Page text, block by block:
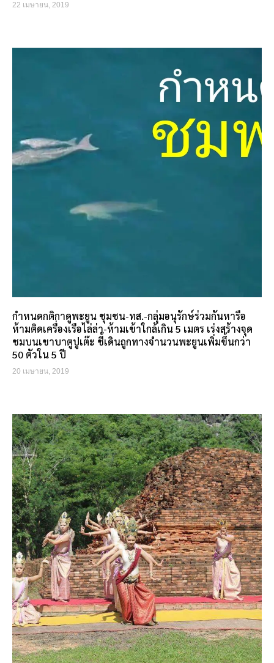
22 เมษายน, 2019
กำหนดกติกาดูพะยูน ชุมชน-ทส.-กลุ่มอนุรักษ์ร่วมกันหารือ
ห้ามติดเครื่องเรือไล่ล่า-ห้ามเข้าใกล้เกิน 5 เมตร เร่งสร้างจุด
ชมบนเขาบาตูปูเต๊ะ ชี้เดินถูกทางจำนวนพะยูนเพิ่มขึ้นกว่า
50 ตัวใน 5 ปี
20 เมษายน, 2019